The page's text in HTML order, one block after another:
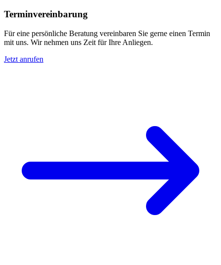
Terminvereinbarung
Für eine persönliche Beratung vereinbaren Sie gerne einen Termin
mit uns. Wir nehmen uns Zeit für Ihre Anliegen.
Jetzt anrufen